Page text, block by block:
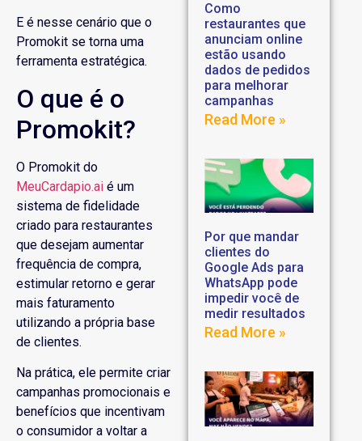
E é nesse cenário que o
Promokit se torna uma
ferramenta estratégica.
O que é o
Promokit?
O Promokit do
MeuCardapio.ai é um
sistema de fidelidade
criado para restaurantes
que desejam aumentar
frequência de compra,
estimular retorno e gerar
mais faturamento
utilizando a própria base
de clientes.
Na prática, ele permite criar
campanhas promocionais e
benefícios que incentivam
o consumidor a voltar a
Como
restaurantes que
anunciam online
estão usando
dados de pedidos
para melhorar
campanhas
Read More »
Por que mandar
clientes do
Google Ads para
WhatsApp pode
impedir você de
medir resultados
Read More »